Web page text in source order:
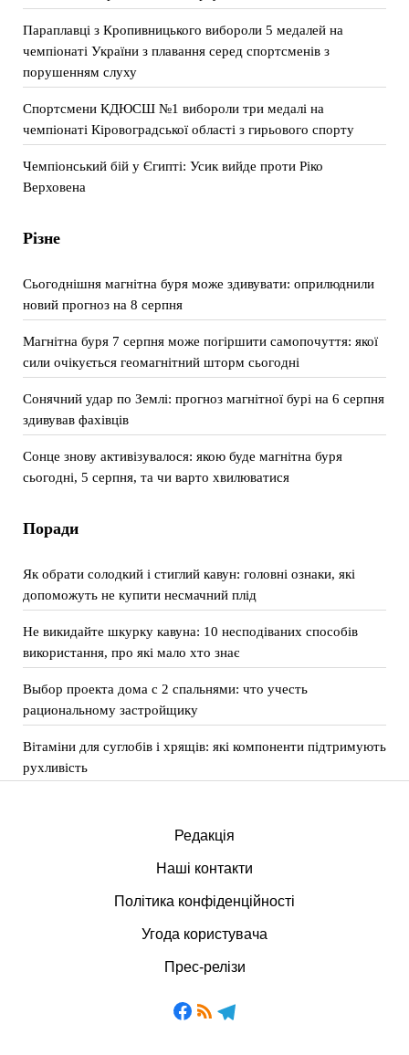
Параплавці з Кропивницького вибороли 5 медалей на
чемпіонаті України з плавання серед спортсменів з
порушенням слуху
Спортсмени КДЮСШ №1 вибороли три медалі на
чемпіонаті Кіровоградської області з гирьового спорту
Чемпіонський бій у Єгипті: Усик вийде проти Ріко
Верховена
Різне
Сьогоднішня магнітна буря може здивувати: оприлюднили
новий прогноз на 8 серпня
Магнітна буря 7 серпня може погіршити самопочуття: якої
сили очікується геомагнітний шторм сьогодні
Сонячний удар по Землі: прогноз магнітної бурі на 6 серпня
здивував фахівців
Сонце знову активізувалося: якою буде магнітна буря
сьогодні, 5 серпня, та чи варто хвилюватися
Поради
Як обрати солодкий і стиглий кавун: головні ознаки, які
допоможуть не купити несмачний плід
Не викидайте шкурку кавуна: 10 несподіваних способів
використання, про які мало хто знає
Выбор проекта дома с 2 спальнями: что учесть
рациональному застройщику
Вітаміни для суглобів і хрящів: які компоненти підтримують
рухливість
Редакція
Наші контакти
Політика конфіденційності
Угода користувача
Прес-релізи